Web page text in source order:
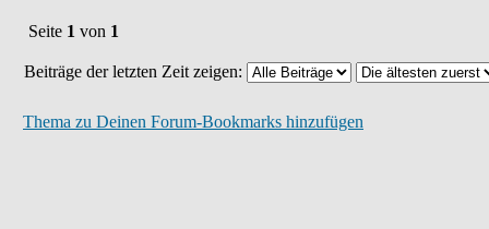
Seite 1 von 1
Beiträge der letzten Zeit zeigen:
Thema zu Deinen Forum-Bookmarks hinzufügen